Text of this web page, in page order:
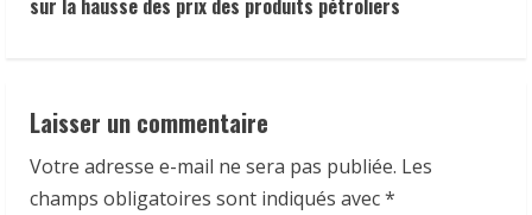
e
e
a
sur la hausse des prix des produits pétroliers
Laisser un commentaire
Votre adresse e-mail ne sera pas publiée. Les
champs obligatoires sont indiqués avec*